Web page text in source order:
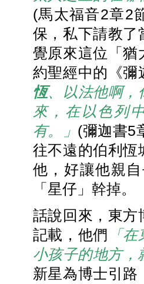
(馬太福音2章2
保，私下請教了
覺原來這位「猶
約聖經中的《彌
恆、以法他啊，
來，在以色列
有。」 (彌迦書5
往不遠的伯利恆
他，好讓他親
「星仔」幹掉。
話說回來，東方
記載，他們 「
小孩子的地方，
新星為博士引路